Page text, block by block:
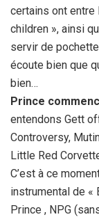
certains ont entre
children », ainsi
servir de
écoute bien que
bien…
Prince
entendons Gett
Controversy,
Little Red
C’est à ce
instrumental de «
Prince , NPG